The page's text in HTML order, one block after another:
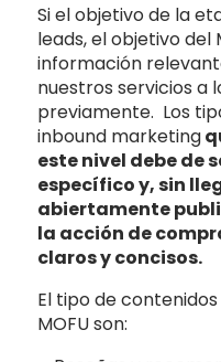
Si el objetivo de la
leads, el objetivo del
información
nuestros servicios a
previamente. Los
inbound marketing
este nivel debe de
específico y, sin
abiertamente
la acción de
claros y concisos.
El tipo de
MOFU son: